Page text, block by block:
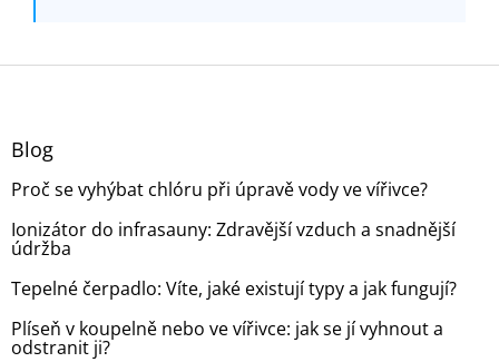
Z
Blog
Proč se vyhýbat chlóru při úpravě vody ve vířivce?
Ionizátor do infrasauny: Zdravější vzduch a snadnější
údržba
Tepelné čerpadlo: Víte, jaké existují typy a jak fungují?
Plíseň v koupelně nebo ve vířivce: jak se jí vyhnout a
odstranit ji?